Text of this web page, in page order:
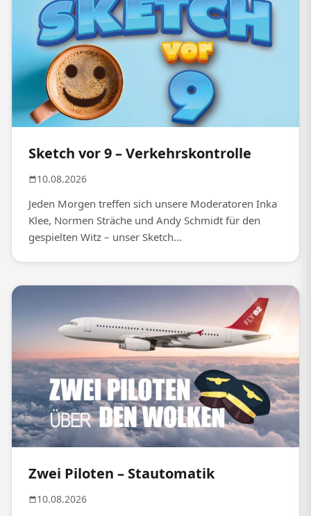
Sketch vor 9 – Verkehrskontrolle
10.08.2026
Jeden Morgen treffen sich unsere Moderatoren Inka
Klee, Normen Sträche und Andy Schmidt für den
gespielten Witz – unser Sketch...
Zwei Piloten – Stautomatik
10.08.2026